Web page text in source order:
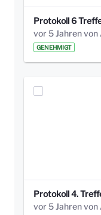
GENEHMIGT